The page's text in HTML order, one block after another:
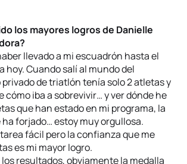
los mayores logros de Danielle
llevado a mi escuadrón hasta el
hoy. Cuando salí al mundo del
de triatlón tenía solo 2 atletas y
cómo iba a sobrevivir… y ver dónde he
que han estado en mi programa, la
forjado… estoy muy orgullosa.
fácil pero la confianza que me
es mi mayor logro.
resultados, obviamente la medalla